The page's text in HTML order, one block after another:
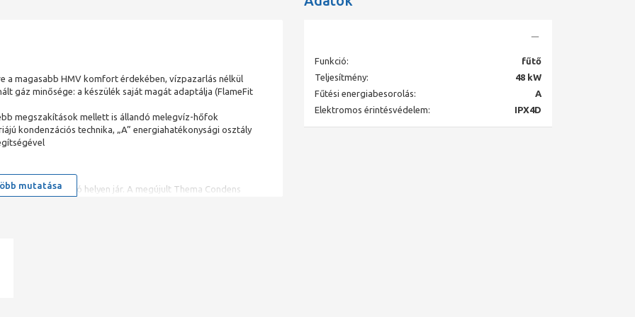
a magasabb HMV komfort érdekében, vízpazarlás nélkül
gáz minősége: a készülék saját magát adaptálja (FlameFit
megszakítások mellett is állandó melegvíz-hőfok
kondenzációs technika, „A” energiahatékonysági osztály
keres, jó helyen jár. A megújult Thema Condens
lakások fűtésére egyaránt alkalmasak. Működésük
& MiPro Sense szabályozóival. A hőtermelő fogyasztása
sarokban, a konyhában, háztartási helyiségben, a
mutatása
Funkció:
fűtő
Teljesítmény:
48 kW
Fűtési energiabesorolás:
A
Elektromos érintésvédelem:
IPX4D